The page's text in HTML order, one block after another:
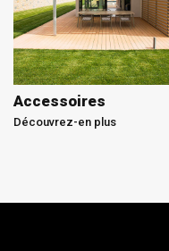
Accessoires
Découvrez-en plus